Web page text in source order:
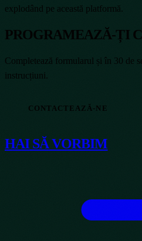
explodând pe această platformă.
PROGRAMEAZĂ-ȚI
Completează formularul și în 30 de
instrucțiuni.
CONTACTEAZĂ-NE
HAI SĂ VORBIM